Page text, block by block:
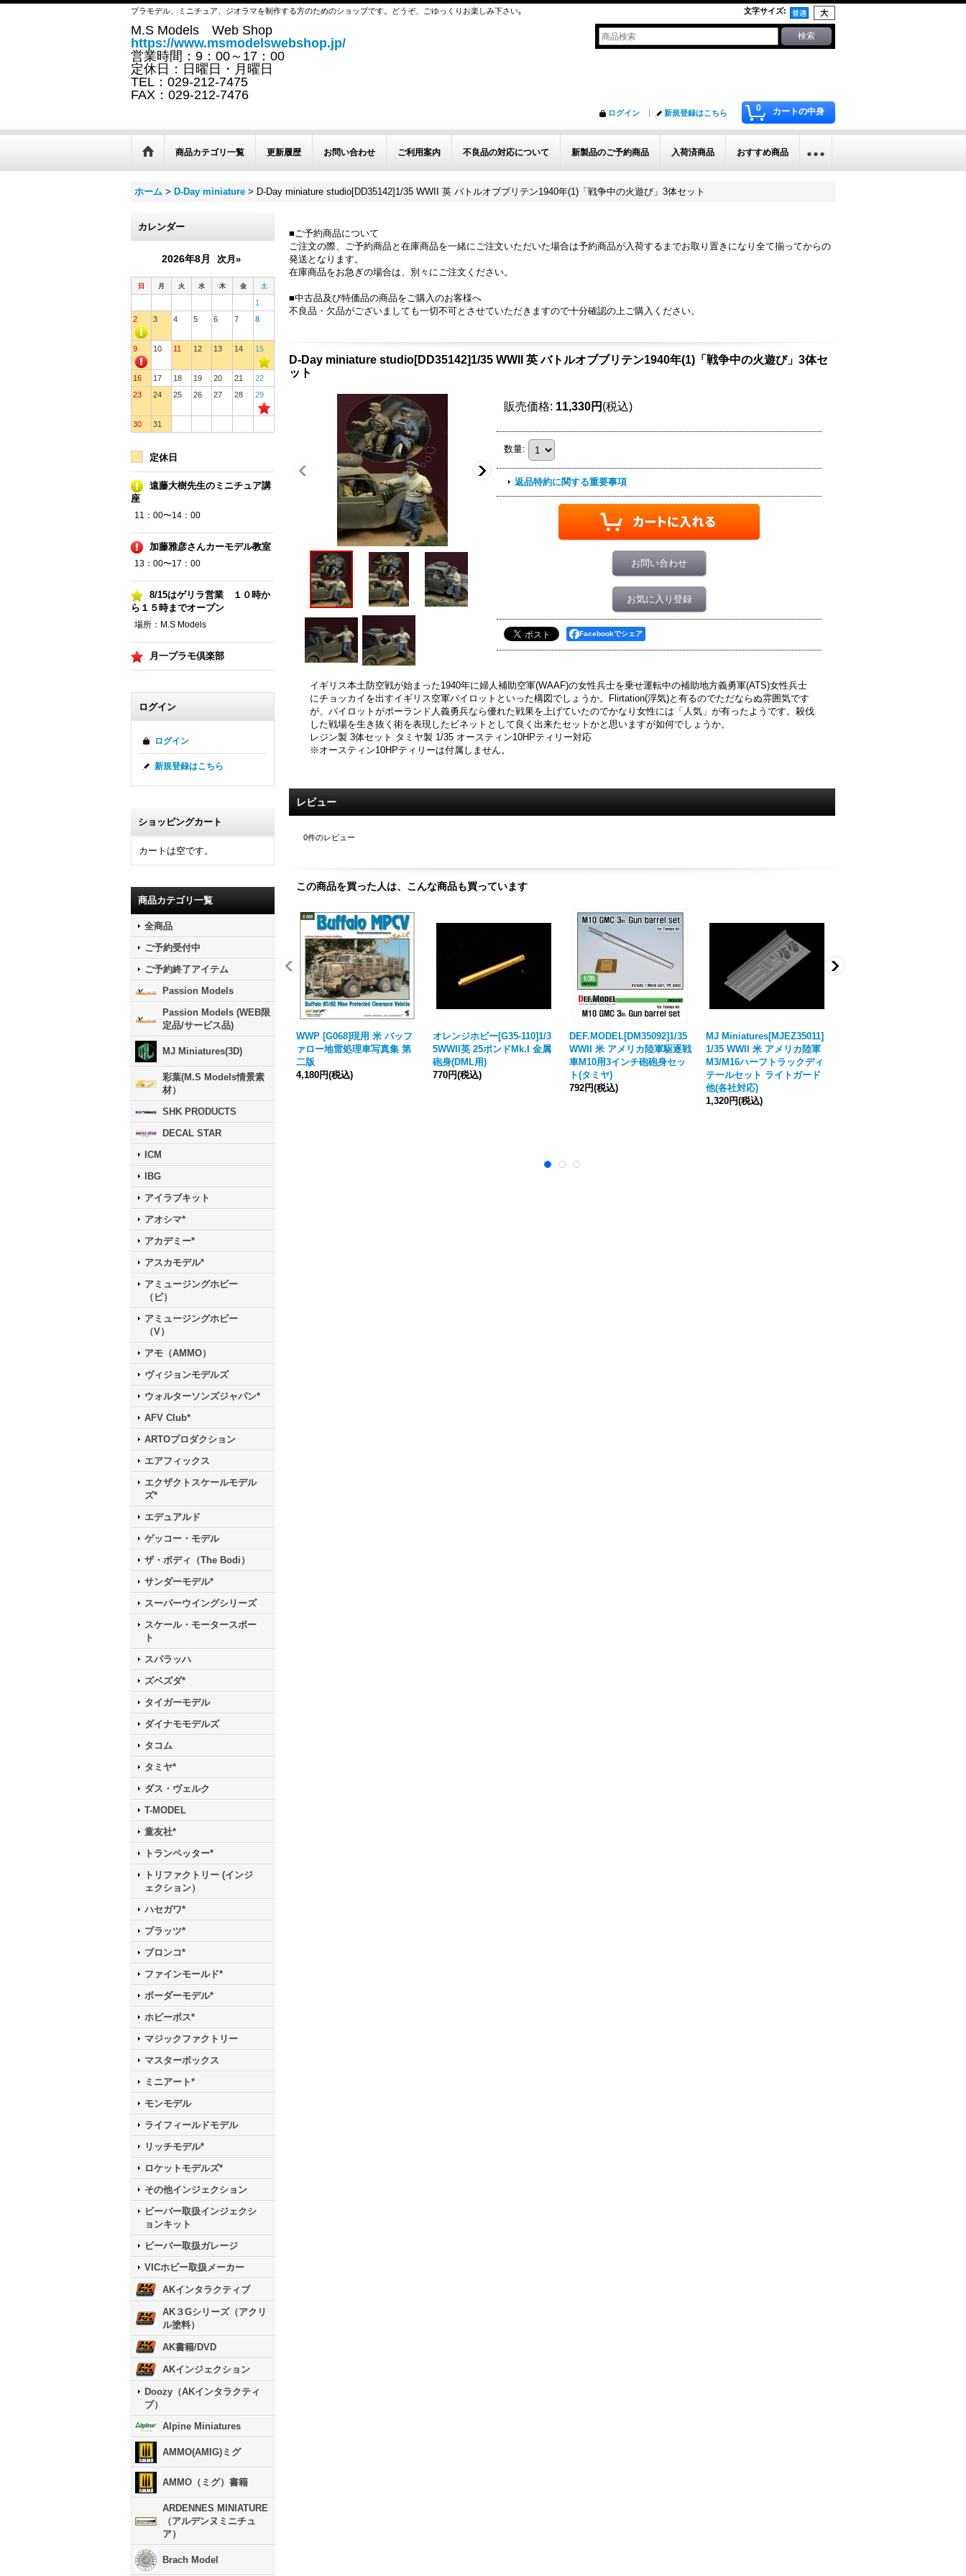
プラモデル、ミニチュア、ジオラマを制作する方のためのショップです。どうぞ、ごゆっくりお楽しみ下さい｡ 文字サイズ:
M.S Models Web Shop
https://www.msmodelswebshop.jp/
営業時間：9：00～17：00
定休日：日曜日・月曜日
TEL：029-212-7475
FAX：029-212-7476
0 カートの中身
ログイン 新規登録はこちら
商品カテゴリ一覧 更新履歴 お問い合わせ ご利用案内 不良品の対応について 新製品のご予約商品 入荷済商品 おすすめ商品
ホーム > D-Day miniature > D-Day miniature studio[DD35142]1/35 WWII 英 バトルオブブリテン1940年(1)「戦争中の火遊び」3体セット
カレンダー
2026年8月 次月»
日 月 火 水 木 金 土
1
2
3 4 5 6 7 8
9 10 11 12 13 14 15
16 17 18 19 20 21
22
23
24 25 26 27 28 29
30 31
定休日
遠藤大樹先生のミニチュア講
座
11：00〜14：00
加藤雅彦さんカーモデル教室
13：00〜17：00
8/15はゲリラ営業 １０時か
ら１５時までオープン
場所：M.S Models
月一プラモ倶楽部
ログイン
ログイン
新規登録はこちら
ショッピングカート
カートは空です。
商品カテゴリ一覧
全商品
ご予約受付中
ご予約終了アイテム
Passion Models
Passion Models (WEB限
定品/サービス品)
MJ Miniatures(3D)
彩葉(M.S Models情景素
材）
SHK PRODUCTS
DECAL STAR
ICM
IBG
アイラブキット
アオシマ*
アカデミー*
アスカモデル*
アミュージングホビー
（ビ）
アミュージングホビー
（V）
アモ（AMMO）
ヴィジョンモデルズ
ウォルターソンズジャパン*
AFV Club*
ARTOプロダクション
エアフィックス
エクザクトスケールモデル
ズ*
エデュアルド
ゲッコー・モデル
ザ・ボディ（The Bodi）
サンダーモデル*
スーパーウイングシリーズ
スケール・モータースポー
ト
スパラッハ
ズベズダ*
タイガーモデル
ダイナモモデルズ
タコム
タミヤ*
ダス・ヴェルク
T-MODEL
童友社*
トランペッター*
トリファクトリー (インジ
ェクション）
ハセガワ*
プラッツ*
ブロンコ*
ファインモールド*
ボーダーモデル*
ホビーボス*
マジックファクトリー
マスターボックス
ミニアート*
モンモデル
ライフィールドモデル
リッチモデル*
ロケットモデルズ*
その他インジェクション
ビーバー取扱インジェクシ
ョンキット
ビーバー取扱ガレージ
VICホビー取扱メーカー
AKインタラクティブ
AK３Gシリーズ（アクリ
ル塗料）
AK書籍/DVD
AKインジェクション
Doozy（AKインタラクティ
ブ）
Alpine Miniatures
AMMO(AMIG)ミグ
AMMO（ミグ）書籍
ARDENNES MINIATURE
（アルデンヌミニチュ
ア）
Brach Model
■ご予約商品について
ご注文の際、ご予約商品と在庫商品を一緒にご注文いただいた場合は予約商品が入荷するまでお取り置きになり全て揃ってからの
発送となります。
在庫商品をお急ぎの場合は、別々にご注文ください。
■中古品及び特価品の商品をご購入のお客様へ
不良品・欠品がございましても一切不可とさせていただきますので十分確認の上ご購入ください。
D-Day miniature studio[DD35142]1/35 WWII 英 バトルオブブリテン1940年(1)「戦争中の火遊び」3体セ
ット
販売価格: 11,330円 (税込)
数量:
返品特約に関する重要事項
お問い合わせ
お気に入り登録
Facebookでシェア
イギリス本土防空戦が始まった1940年に婦人補助空軍(WAAF)の女性兵士を乗せ運転中の補助地方義勇軍(ATS)女性兵士
にチョッカイを出すイギリス空軍パイロットといった構図でしょうか。Flirtation(浮気)と有るのでただならぬ雰囲気です
が、パイロットがポーランド人義勇兵なら優れた戦果を上げていたのでかなり女性には「人気」が有ったようです。殺伐
した戦場を生き抜く術を表現したビネットとして良く出来たセットかと思いますが如何でしょうか。
レジン製 3体セット タミヤ製 1/35 オースティン10HPティリー対応
※オースティン10HPティリーは付属しません。
レビュー
0件のレビュー
この商品を買った人は、こんな商品も買っています
WWP [G068]現用 米 バッフ
ァロー地雷処理車写真集 第
二版
4,180円(税込)
オレンジホビー[G35-110]1/3
5WWII英 25ポンドMk.I 金属
砲身(DML用)
770円(税込)
DEF.MODEL[DM35092]1/35
WWII 米 アメリカ陸軍駆逐戦
車M10用3インチ砲砲身セッ
ト(タミヤ)
792円(税込)
MJ Miniatures[MJEZ35011]
1/35 WWII 米 アメリカ陸軍
M3/M16ハーフトラックディ
テールセット ライトガード
他(各社対応)
1,320円(税込)